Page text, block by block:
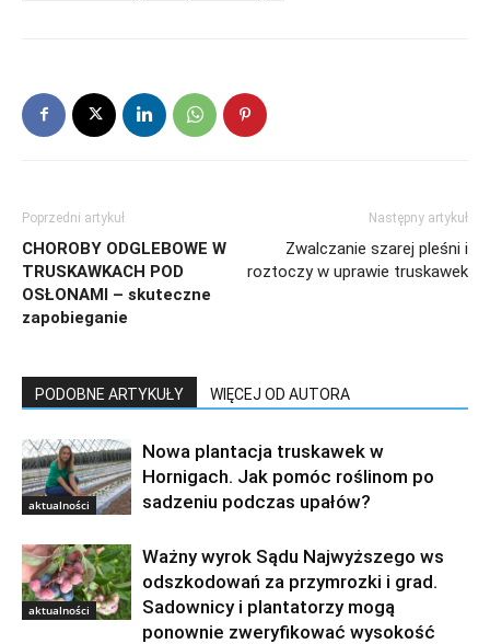
Poprzedni artykuł
CHOROBY ODGLEBOWE W
TRUSKAWKACH POD
OSŁONAMI – skuteczne
zapobieganie
Następny artykuł
Zwalczanie szarej pleśni i
roztoczy w uprawie truskawek
PODOBNE ARTYKUŁY WIĘCEJ OD AUTORA
aktualności
Nowa plantacja truskawek w
Hornigach. Jak pomóc roślinom po
sadzeniu podczas upałów?
aktualności
Ważny wyrok Sądu Najwyższego ws
odszkodowań za przymrozki i grad.
Sadownicy i plantatorzy mogą
ponownie zweryfikować wysokość